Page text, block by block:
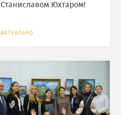
Станиславом Юхтаром!
АКТУАЛЬНО